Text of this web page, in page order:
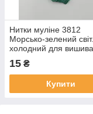
Нитки муліне 3812
Морсько-зелений
холодний для
15 ₴
Купити